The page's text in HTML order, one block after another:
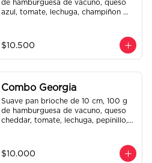
de hamburguesa de vacuno, queso
azul, tomate, lechuga, champiñon
Papas fritas perfectamente
condimentadas, salsa de la casa de
regalo a elección y una bebida de
$10.500
Combo Georgia
Suave pan brioche de 10 cm, 100 g
de hamburguesa de vacuno, queso
cheddar, tomate, lechuga, pepinillo,
condimentadas, salsa de la casa de
regalo a elección y una bebida de
$10.000